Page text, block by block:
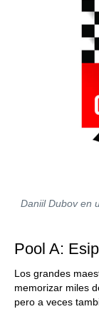
Daniil Dubov en
Pool A:
Los grandes
memorizar miles
pero a veces